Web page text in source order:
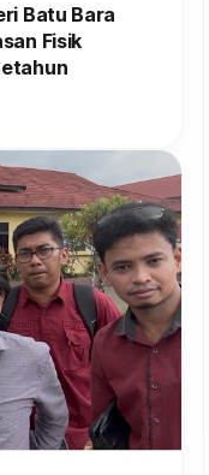
Batu Bara
Fisik